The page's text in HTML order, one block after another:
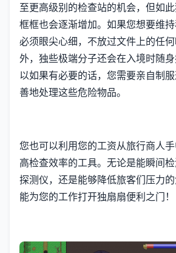
至更高级别的检查站的机会，但如
框框也会逐渐增加。如果您想要维
必须眼尖心细，不放过文件上的任
外，独些极端分子还会在入境时随
以如果有必要的话，您需要亲自制
善地处理这些危险物品。
您也可以利用您的工资从旅行商人
高检查效率的工具。无论是能瞬间
探测仪，还是能够降低旅客们压力
能为您的工作打开独扇扇便利之门！